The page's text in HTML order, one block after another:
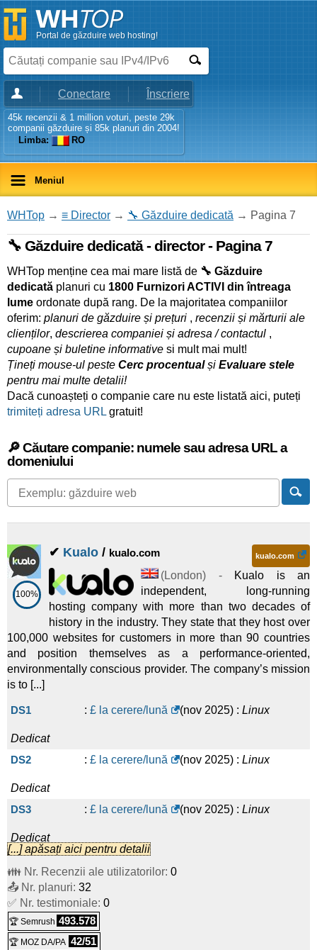
Portal de găzduire web hosting!
Conectare Înscriere
45k recenzii & 1 million voturi, peste 29k
companii găzduire și 85k planuri din 2004!
Limba:
RO
Meniul
WHTop → ≡ Director → 🔧 Găzduire dedicată → Pagina 7
🔧 Găzduire dedicată - director - Pagina 7
WHTop menține cea mai mare listă de 🔧 Găzduire
dedicată planuri cu 1800 Furnizori ACTIVI din întreaga
lume ordonate după rang. De la majoritatea companiilor
oferim: planuri de găzduire și prețuri , recenzii și mărturii ale
clienților, descrierea companiei și adresa / contactul ,
cupoane și buletine informative si mult mai mult!
Țineți mouse-ul peste Cerc procentualși Evaluare stele
pentru mai multe detalii!
Dacă cunoașteți o companie care nu este listată aici, puteți
trimiteți adresa URL gratuit!
🔎 Căutare companie: numele sau adresa URL a
domeniului
100%
✔ Kualo / kualo.com kualo.com
(London) -
Kualo is an
independent, long-running
hosting company with more than two decades of
history in the industry. They state that they host over
100,000 websites for customers in more than 90 countries
and position themselves as a performance-oriented,
environmentally conscious provider. The company’s mission
is to [...]
DS1 : £ la cerere/lună (nov 2025) : Linux
Dedicat
DS2
: £ la cerere/lună (nov 2025) : Linux
Dedicat
DS3
: £ la cerere/lună (nov 2025) : Linux
Dedicat
DS4
:£ la cerere/lună
Dedicat
[...] apăsați aici pentru detalii
👪 Nr. Recenzii ale utilizatorilor: 0
📤 Nr. planuri: 32
✅ Nr. testimoniale: 0
🏆 Semrush 493.578
🏆 MOZ DA/PA 42/51